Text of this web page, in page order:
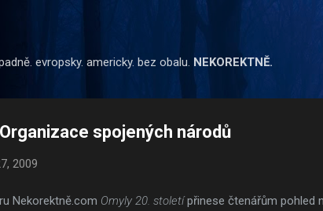
evropsky. americky. bez obalu. NEKOREKTNĚ.
spojených národů
2009
Nekorektně.com Omyly 20. stoletípřinese čtenářům pohled